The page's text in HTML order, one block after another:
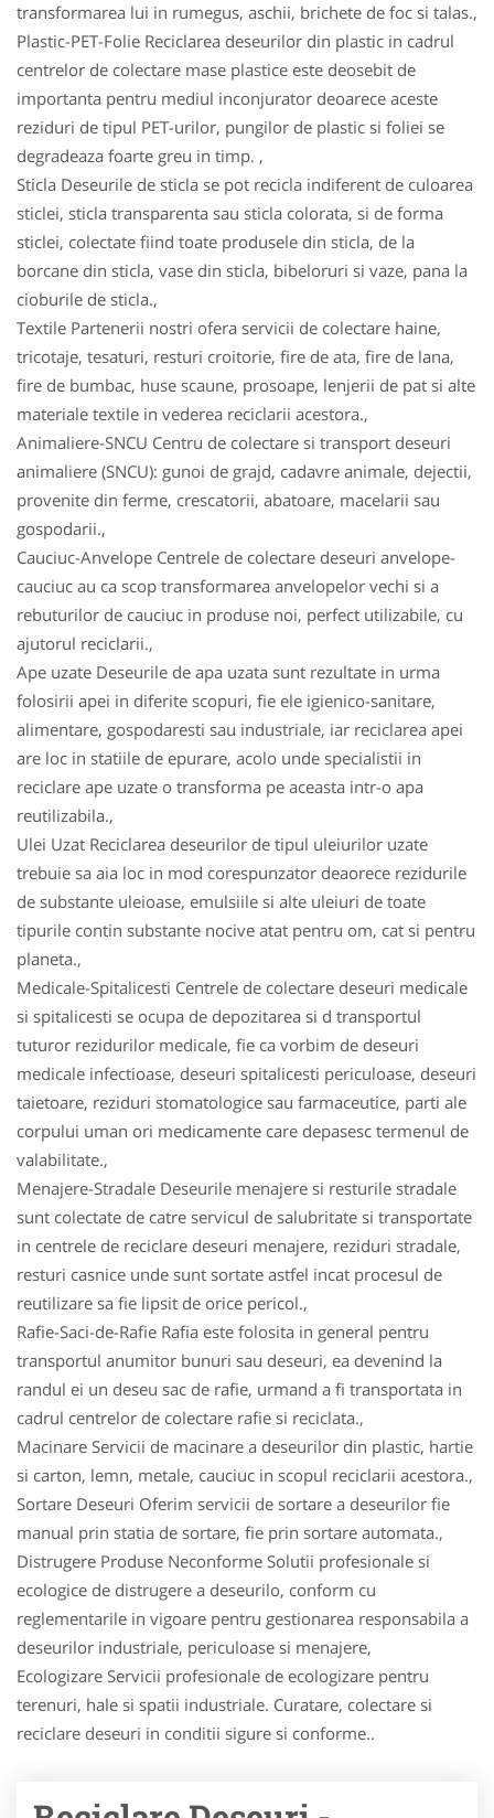
transformarea lui in rumegus, aschii, brichete de foc si talas.,
Plastic-PET-Folie Reciclarea deseurilor din plastic in cadrul
centrelor de colectare mase plastice este deosebit de
importanta pentru mediul inconjurator deoarece aceste
reziduri de tipul PET-urilor, pungilor de plastic si foliei se
degradeaza foarte greu in timp. ,
Sticla Deseurile de sticla se pot recicla indiferent de culoarea
sticlei, sticla transparenta sau sticla colorata, si de forma
sticlei, colectate fiind toate produsele din sticla, de la
borcane din sticla, vase din sticla, bibeloruri si vaze, pana la
cioburile de sticla.,
Textile Partenerii nostri ofera servicii de colectare haine,
tricotaje, tesaturi, resturi croitorie, fire de ata, fire de lana,
fire de bumbac, huse scaune, prosoape, lenjerii de pat si alte
materiale textile in vederea reciclarii acestora.,
Animaliere-SNCU Centru de colectare si transport deseuri
animaliere (SNCU): gunoi de grajd, cadavre animale, dejectii,
provenite din ferme, crescatorii, abatoare, macelarii sau
gospodarii.,
Cauciuc-Anvelope Centrele de colectare deseuri anvelope-
cauciuc au ca scop transformarea anvelopelor vechi si a
rebuturilor de cauciuc in produse noi, perfect utilizabile, cu
ajutorul reciclarii.,
Ape uzate Deseurile de apa uzata sunt rezultate in urma
folosirii apei in diferite scopuri, fie ele igienico-sanitare,
alimentare, gospodaresti sau industriale, iar reciclarea apei
are loc in statiile de epurare, acolo unde specialistii in
reciclare ape uzate o transforma pe aceasta intr-o apa
reutilizabila.,
Ulei Uzat Reciclarea deseurilor de tipul uleiurilor uzate
trebuie sa aia loc in mod corespunzator deaorece rezidurile
de substante uleioase, emulsiile si alte uleiuri de toate
tipurile contin substante nocive atat pentru om, cat si pentru
planeta.,
Medicale-Spitalicesti Centrele de colectare deseuri medicale
si spitalicesti se ocupa de depozitarea si d transportul
tuturor rezidurilor medicale, fie ca vorbim de deseuri
medicale infectioase, deseuri spitalicesti periculoase, deseuri
taietoare, reziduri stomatologice sau farmaceutice, parti ale
corpului uman ori medicamente care depasesc termenul de
valabilitate.,
Menajere-Stradale Deseurile menajere si resturile stradale
sunt colectate de catre servicul de salubritate si transportate
in centrele de reciclare deseuri menajere, reziduri stradale,
resturi casnice unde sunt sortate astfel incat procesul de
reutilizare sa fie lipsit de orice pericol.,
Rafie-Saci-de-Rafie Rafia este folosita in general pentru
transportul anumitor bunuri sau deseuri, ea devenind la
randul ei un deseu sac de rafie, urmand a fi transportata in
cadrul centrelor de colectare rafie si reciclata.,
Macinare Servicii de macinare a deseurilor din plastic, hartie
si carton, lemn, metale, cauciuc in scopul reciclarii acestora.,
Sortare Deseuri Oferim servicii de sortare a deseurilor fie
manual prin statia de sortare, fie prin sortare automata.,
Distrugere Produse Neconforme Solutii profesionale si
ecologice de distrugere a deseurilo, conform cu
reglementarile in vigoare pentru gestionarea responsabila a
deseurilor industriale, periculoase si menajere,
Ecologizare Servicii profesionale de ecologizare pentru
terenuri, hale si spatii industriale. Curatare, colectare si
reciclare deseuri in conditii sigure si conforme..